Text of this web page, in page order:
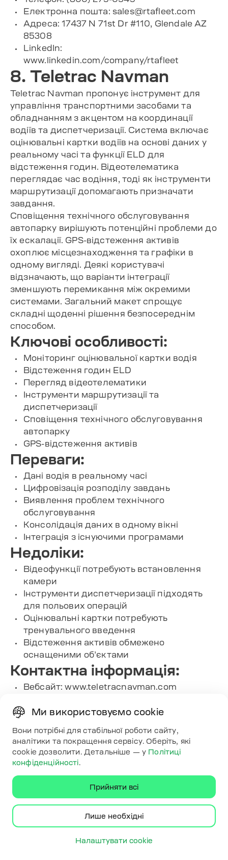
Ми використовуємо cookie
Вони потрібні для стабільної роботи сайту,
аналітики та покращення сервісу. Оберіть, які
cookie дозволити. Детальніше — у Політиці
конфіденційності.
Прийняти всі
Лише необхідні
Налаштувати cookie
Електронна пошта: sales@rtafleet.com
Адреса: 17437 N 71st Dr #110, Glendale AZ
85308
LinkedIn:
www.linkedin.com/company/rtafleet
8. Teletrac Navman
Teletrac Navman пропонує інструмент для
управління транспортними засобами та
обладнанням з акцентом на координації
водіїв та диспетчеризації. Система включає
оцінювальні картки водіїв на основі даних у
реальному часі та функції ELD для
відстеження годин. Відеотелематика
переглядає час водіння, тоді як інструменти
маршрутизації допомагають призначати
завдання.
Сповіщення технічного обслуговування
автопарку вирішують потенційні проблеми до
їх ескалації. GPS-відстеження активів
охоплює місцезнаходження та графіки в
одному вигляді. Деякі користувачі
відзначають, що варіанти інтеграції
зменшують перемикання між окремими
системами. Загальний макет спрощує
складні щоденні рішення безпосереднім
способом.
Ключові особливості:
Моніторинг оцінювальної картки водія
Відстеження годин ELD
Перегляд відеотелематики
Інструменти маршрутизації та
диспетчеризації
Сповіщення технічного обслуговування
автопарку
GPS-відстеження активів
Переваги:
Дані водія в реальному часі
Цифровізація розподілу завдань
Виявлення проблем технічного
обслуговування
Консолідація даних в одному вікні
Інтеграція з існуючими програмами
Недоліки:
Відеофункції потребують встановлення
камери
Інструменти диспетчеризації підходять
для польових операцій
Оцінювальні картки потребують
тренувального введення
Відстеження активів обмежено
оснащеними об’єктами
Контактна інформація:
Вебсайт: www.teletracnavman.com
Адреса: 3100 Sanders Rd, Suite 150,
LinkedIn:
www.linkedin.com/company/teletracnavman
Facebook:
Twitter: x.com/teletracnavman
9. AUTOsist
AUTOsist працює як зрозумілий інструмент
технічного обслуговування автопарку з
мобільним додатком для використання на